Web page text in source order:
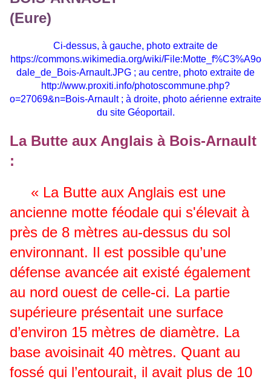
Ci-dessus, à gauche, photo extraite de
https://commons.wikimedia.org/wiki/File:Motte_f%C3%A9o
dale_de_Bois-Arnault.JPG ; au centre, photo extraite de
http://www.proxiti.info/photoscommune.php?
o=27069&n=Bois-Arnault; à droite, photo aérienne extraite
du site Géoportail.
La Butte aux Anglais à Bois-Arnault
:
« La Butte aux Anglais est une
ancienne motte féodale qui s'élevait à
près de 8 mètres au-dessus du sol
environnant. Il est possible qu’une
défense avancée ait existé également
au nord ouest de celle-ci. La partie
supérieure présentait une surface
d’environ 15 mètres de diamètre. La
base avoisinait 40 mètres. Quant au
fossé qui l’entourait, il avait plus de 10